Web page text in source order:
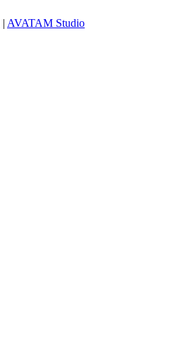
| AVATAM Studio